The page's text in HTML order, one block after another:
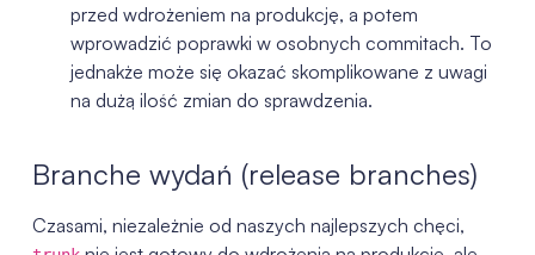
przed wdrożeniem na produkcję, a potem
wprowadzić poprawki w osobnych commitach. To
jednakże może się okazać skomplikowane z uwagi
na dużą ilość zmian do sprawdzenia.
Branche wydań (release branches)
Czasami, niezależnie od naszych najlepszych chęci,